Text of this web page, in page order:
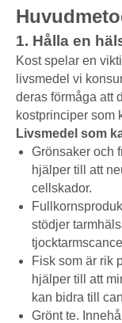
1. Hålla en
Kost spelar en
livsmedel vi
deras förmåga att
kostprinciper som
Livsmedel som
Grönsaker och
hjälper till att
cellskador.
stödjer
Fisk som är rik
hjälper till att
kan bidra till
Grönt te.